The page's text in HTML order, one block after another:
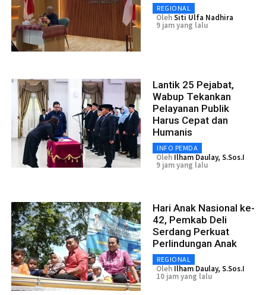
REGIONAL
OlehSiti Ulfa Nadhira
9 jam yang lalu
Lantik 25 Pejabat,
Wabup Tekankan
Pelayanan Publik
Harus Cepat dan
Humanis
INFO PEMDA
Oleh Ilham Daulay, S.Sos.I
9 jam yang lalu
Hari Anak Nasional ke-
42, Pemkab Deli
Serdang Perkuat
Perlindungan Anak
REGIONAL
Oleh Ilham Daulay, S.Sos.I
10 jam yang lalu